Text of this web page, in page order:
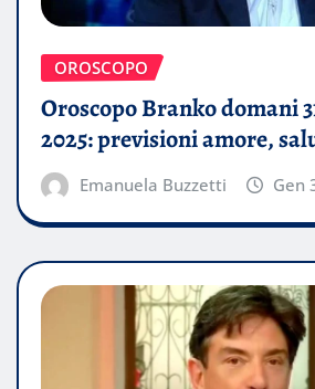
OROSCOPO
Oroscopo Branko domani
2025: previsioni amore,
Emanuela Buzzetti Gen